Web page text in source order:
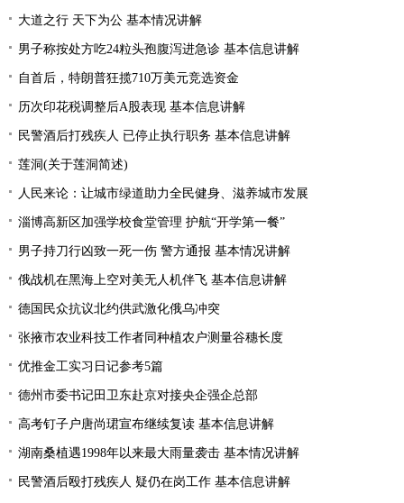
大道之行 天下为公 基本情况讲解
男子称按处方吃24粒头孢腹泻进急诊 基本信息讲解
自首后，特朗普狂揽710万美元竞选资金
历次印花税调整后A股表现 基本信息讲解
民警酒后打残疾人 已停止执行职务 基本信息讲解
莲洞(关于莲洞简述)
人民来论：让城市绿道助力全民健身、滋养城市发展
淄博高新区加强学校食堂管理 护航“开学第一餐”
男子持刀行凶致一死一伤 警方通报 基本情况讲解
俄战机在黑海上空对美无人机伴飞 基本信息讲解
德国民众抗议北约供武激化俄乌冲突
张掖市农业科技工作者同种植农户测量谷穗长度
优推金工实习日记参考5篇
德州市委书记田卫东赴京对接央企强企总部
高考钉子户唐尚珺宣布继续复读 基本信息讲解
湖南桑植遇1998年以来最大雨量袭击 基本情况讲解
民警酒后殴打残疾人 疑仍在岗工作 基本信息讲解